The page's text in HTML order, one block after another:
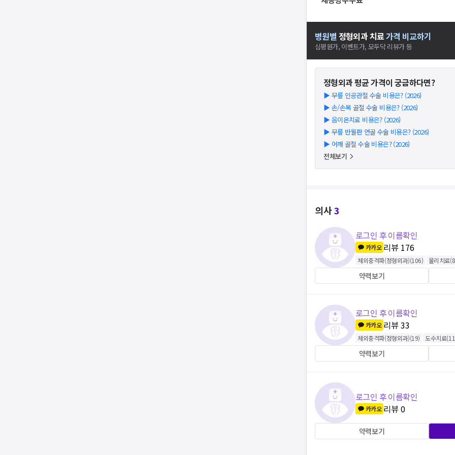
병원별 정형외과치료가격 비교하기
심평원가, 이벤트가, 모두닥 리뷰가 등
정형외과평균 가격이 궁금하다면?
▶ 무릎 인공관절 수술 비용은? (2026)
▶ 손/손목 골절 수술 비용은? (2026)
▶ 음이온치료 비용은? (2026)
▶ 무릎 반월판 연골 수술 비용은? (2026)
▶ 어깨 골절 수술 비용은? (2026)
전체보기
의사3
로그인 후 이름확인
카카오 리뷰 176
체외충격파(정형외과)(106) 물리치료(
약력보기
로그인 후 이름확인
카카오 리뷰33
체외충격파(정형외과)(19) 도수치료(11
약력보기
로그인 후 이름확인
카카오 리뷰0
약력보기